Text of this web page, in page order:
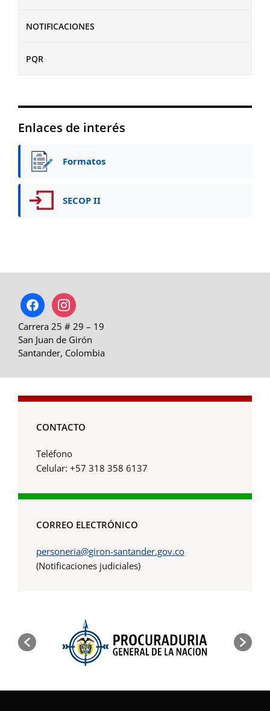
NOTIFICACIONES
PQR
Enlaces de interés
Formatos
SECOP II
facebookinstagram
Carrera 25 # 29 – 19
San Juan de Girón
Santander, Colombia
CONTACTO
Teléfono
Celular: +57 318 358 6137
CORREO ELECTRÓNICO
personeria@giron-santander.gov.co
(Notificaciones judiciales)